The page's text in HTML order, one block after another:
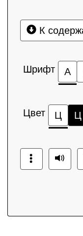
К
Шрифт А
Цвет Ц Ц